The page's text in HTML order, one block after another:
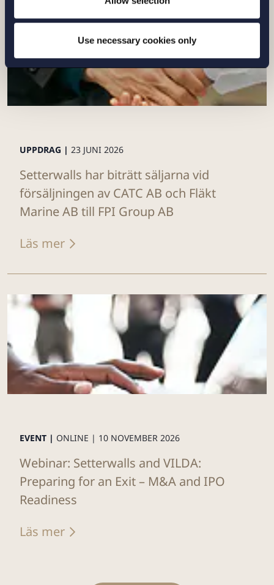
Use necessary cookies only
UPPDRAG | 23 JUNI 2026
Setterwalls har biträtt säljarna vid
försäljningen av CATC AB och Fläkt
Marine AB till FPI Group AB
Läs mer
EVENT | ONLINE | 10 NOVEMBER 2026
Webinar: Setterwalls and VILDA:
Preparing for an Exit – M&A and IPO
Readiness
Läs mer